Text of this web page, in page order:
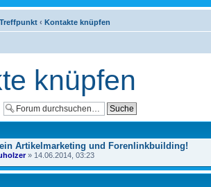
Treffpunkt ‹ Kontakte knüpfen
knüpfen
Artikelmarketing und Forenlinkbuilding!
» 14.06.2014, 03:23